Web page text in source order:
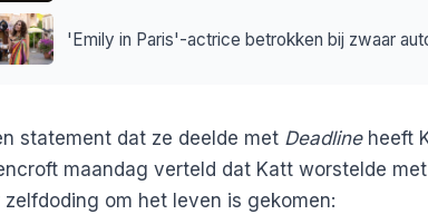
'Emily in Paris'-actrice betrokken bij zwaar
statement dat ze deelde met Deadlineheeft
maandag verteld dat Katt worstelde
zelfdoding om het leven is gekomen: